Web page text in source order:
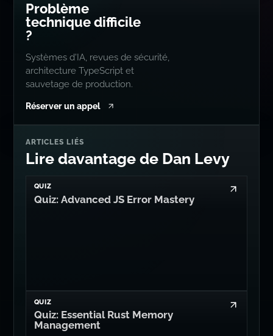
Problème
technique difficile
?
Systèmes d'IA, revues de sécurité,
architecture TypeScript et
sauvetage de production.
Réserver un appel
ARTICLES LIÉS
Lire davantage de Dan Levy
QUIZ
Quiz: Advanced JS Error Mastery
QUIZ
Quiz: Essential Rust Memory
Management